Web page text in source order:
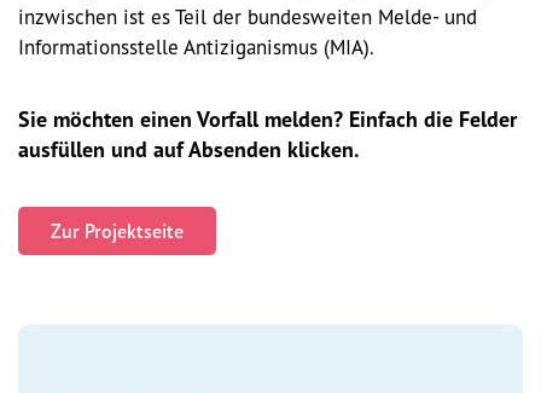
Vision
Geschichte
Team
inzwischen ist es Teil der bundesweiten Melde- und
Informationsstelle Antiziganismus (MIA).
Sie möchten einen Vorfall melden? Einfach die Felder
ausfüllen und auf Absenden klicken.
Zur Projektseite